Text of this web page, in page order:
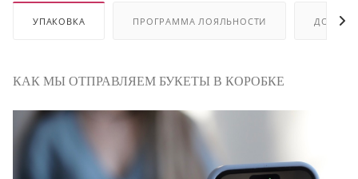
УПАКОВКА ПРОГРАММА ЛОЯЛЬНОСТИ
КАК МЫ ОТПРАВЛЯЕМ БУКЕТЫ В КОРОБКЕ